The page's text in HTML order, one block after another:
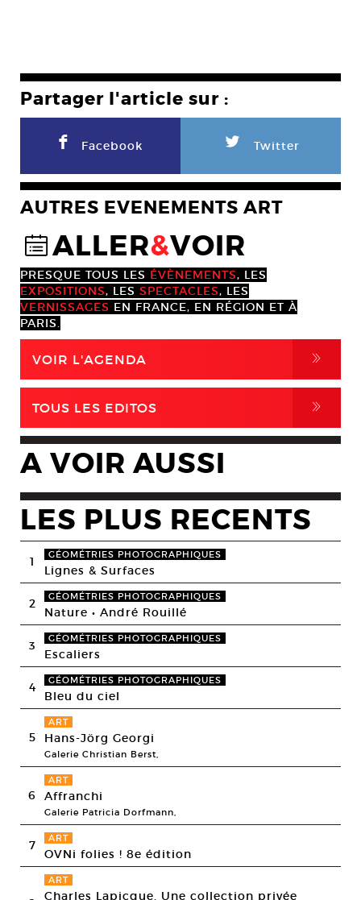
Partager l'article sur :
F Facebook L Twitter
AUTRES EVENEMENTS ART
@ALLER&VOIR
PRESQUE TOUS LES ÉVÈNEMENTS, LES
EXPOSITIONS, LES SPECTACLES, LES
VERNISSAGES EN FRANCE, EN RÉGION ET À
PARIS.
VOIR L'AGENDA ,
TOUS LES EDITOS ,
A VOIR AUSSI
LES PLUS RECENTS
1 GÉOMÉTRIES PHOTOGRAPHIQUES
Lignes & Surfaces
2 GÉOMÉTRIES PHOTOGRAPHIQUES
Nature • André Rouillé
3 GÉOMÉTRIES PHOTOGRAPHIQUES
Escaliers
4 GÉOMÉTRIES PHOTOGRAPHIQUES
Bleu du ciel
5
ART
Hans-Jörg Georgi
Galerie Christian Berst,
6
ART
Affranchi
Galerie Patricia Dorfmann,
7 ART
OVNi folies ! 8e édition
ART
Charles Lapicque. Une collection privée